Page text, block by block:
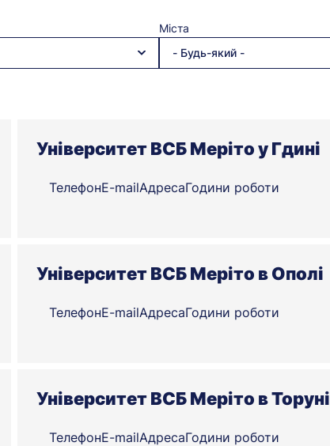
Міста
- Будь-який -
Університет ВСБ Меріто у Гдині
ТелефонE-mailАдресаГодини роботи
Університет ВСБ Меріто в Ополі
ТелефонE-mailАдресаГодини роботи
Університет ВСБ Меріто в Торуні
ТелефонE-mailАдресаГодини роботи